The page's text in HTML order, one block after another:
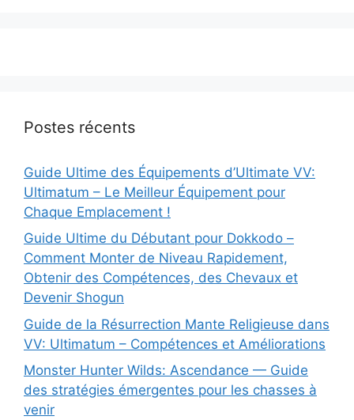
Postes récents
Guide Ultime des Équipements d’Ultimate VV:
Ultimatum – Le Meilleur Équipement pour
Chaque Emplacement !
Guide Ultime du Débutant pour Dokkodo –
Comment Monter de Niveau Rapidement,
Obtenir des Compétences, des Chevaux et
Devenir Shogun
Guide de la Résurrection Mante Religieuse dans
VV: Ultimatum – Compétences et Améliorations
Monster Hunter Wilds: Ascendance — Guide
des stratégies émergentes pour les chasses à
venir